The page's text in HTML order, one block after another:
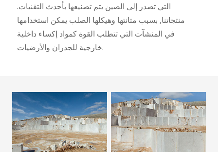
التي تصدر إلى الصين يتم تصنيعها بأحدث التقنيات.
منتجاتنا, بسبب متانتها وهيكلها الصلب يمكن استخدامها
في المنشآت التي تتطلب القوة كمواد إكساء داخلية
خارجية للجدران والأرضيات.